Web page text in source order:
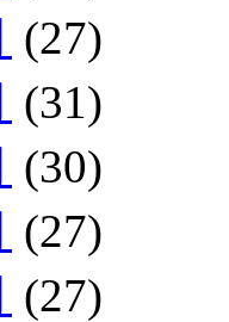
(27)
(31)
(30)
(27)
(27)